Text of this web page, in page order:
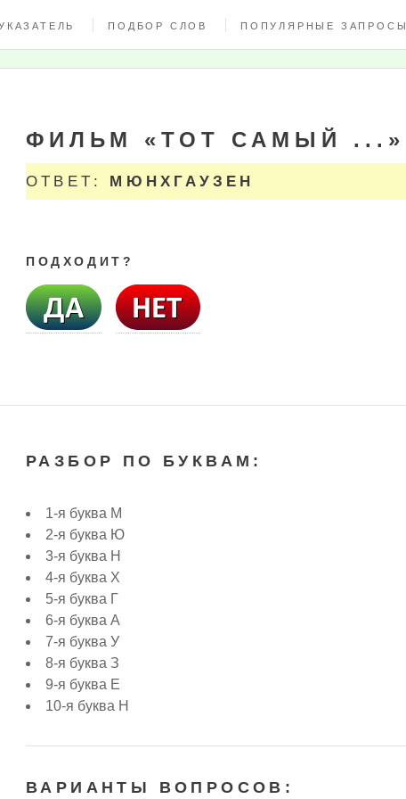
ПОДБОР СЛОВ ПОПУЛЯРНЫЕ ЗАПРОСЫ
ФИЛЬМ «ТОТ САМЫЙ ...»
ОТВЕТ: МЮНХГАУЗЕН
ПОДХОДИТ?
РАЗБОР ПО БУКВАМ:
1-я буква М
2-я буква Ю
3-я буква Н
4-я буква Х
5-я буква Г
6-я буква А
7-я буква У
8-я буква З
9-я буква Е
10-я буква Н
ВАРИАНТЫ ВОПРОСОВ: